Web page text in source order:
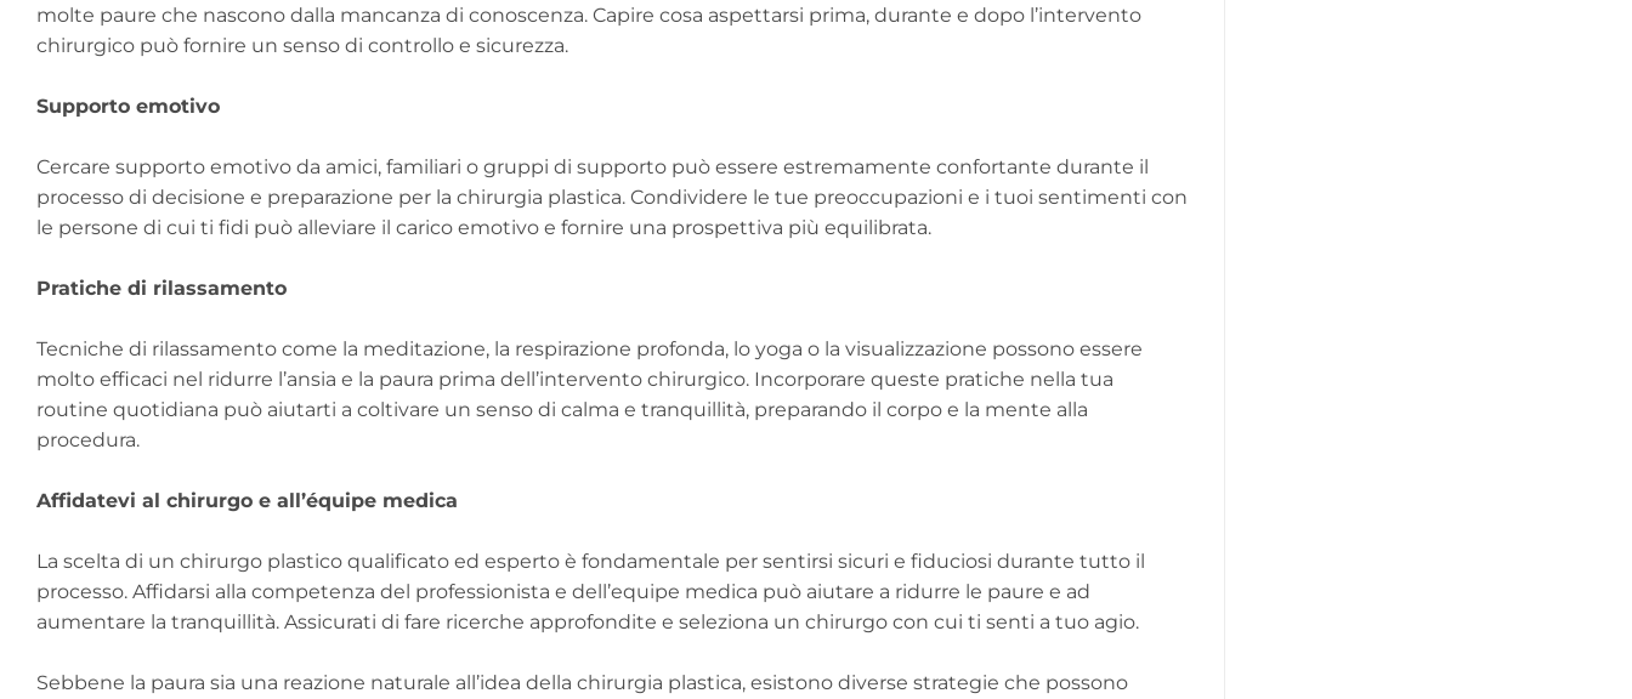
molte paure che nascono dalla mancanza di conoscenza. Capire cosa aspettarsi prima, durante e dopo l’intervento
chirurgico può fornire un senso di controllo e sicurezza.
Supporto emotivo
Cercare supporto emotivo da amici, familiari o gruppi di supporto può essere estremamente confortante durante il
processo di decisione e preparazione per la chirurgia plastica. Condividere le tue preoccupazioni e i tuoi sentimenti con
le persone di cui ti fidi può alleviare il carico emotivo e fornire una prospettiva più equilibrata.
Pratiche di rilassamento
Tecniche di rilassamento come la meditazione, la respirazione profonda, lo yoga o la visualizzazione possono essere
molto efficaci nel ridurre l’ansia e la paura prima dell’intervento chirurgico. Incorporare queste pratiche nella tua
routine quotidiana può aiutarti a coltivare un senso di calma e tranquillità, preparando il corpo e la mente alla
procedura.
Affidatevi al chirurgo e all’équipe medica
La scelta di un chirurgo plastico qualificato ed esperto è fondamentale per sentirsi sicuri e fiduciosi durante tutto il
processo. Affidarsi alla competenza del professionista e dell’equipe medica può aiutare a ridurre le paure e ad
aumentare la tranquillità. Assicurati di fare ricerche approfondite e seleziona un chirurgo con cui ti senti a tuo agio.
Sebbene la paura sia una reazione naturale all’idea della chirurgia plastica, esistono diverse strategie che possono